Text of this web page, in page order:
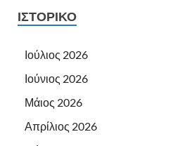
ΙΣΤΟΡΙΚΌ
Ιούλιος 2026
Ιούνιος 2026
Μάιος 2026
Απρίλιος 2026